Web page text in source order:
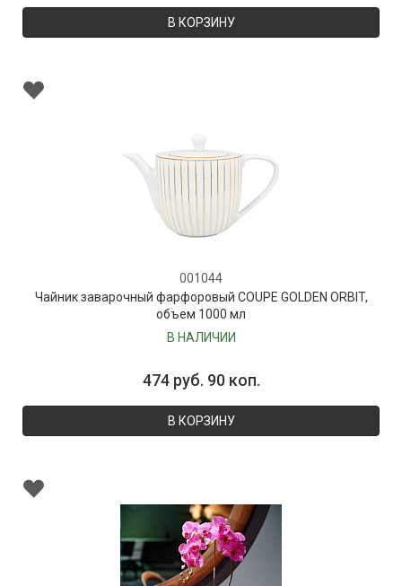
В КОРЗИНУ
001044
Чайник заварочный фарфоровый COUPE GOLDEN ORBIT,
объем 1000 мл
В НАЛИЧИИ
474 руб. 90 коп.
В КОРЗИНУ